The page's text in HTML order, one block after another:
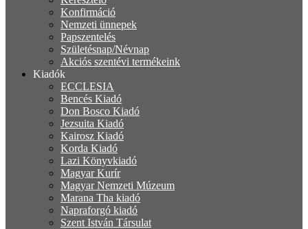
Konfirmáció
Nemzeti ünnepek
Papszentelés
Születésnap/Névnap
Akciós szentévi termékeink
Kiadók
ECCLESIA
Bencés Kiadó
Don Bosco Kiadó
Jezsuita Kiadó
Kairosz Kiadó
Korda Kiadó
Lazi Könyvkiadó
Magyar Kurír
Magyar Nemzeti Múzeum
Marana Tha kiadó
Napraforgó kiadó
Szent István Társulat